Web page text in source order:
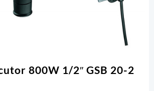
800W 1/2″ GSB 20-2